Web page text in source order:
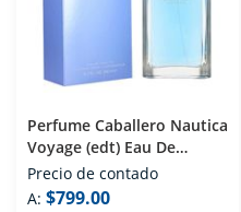
Perfume Caballero Nautica
Voyage (edt) Eau De
Toilette 200 Ml
Precio de contado
A: $799.00